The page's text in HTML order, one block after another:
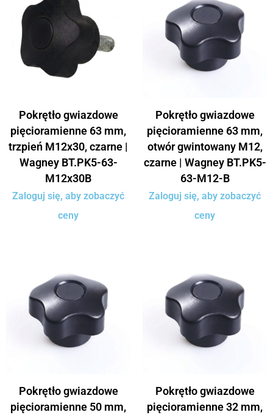
Pokrętło gwiazdowe
pięcioramienne 63 mm,
trzpień M12x30, czarne |
Wagney BT.PK5-63-
M12x30B
Zaloguj się, aby zobaczyć
ceny
Pokrętło gwiazdowe
pięcioramienne 63 mm,
otwór gwintowany M12,
czarne | Wagney BT.PK5-
63-M12-B
Zaloguj się, aby zobaczyć
ceny
Pokrętło gwiazdowe
pięcioramienne 50 mm,
Pokrętło gwiazdowe
pięcioramienne 32 mm,